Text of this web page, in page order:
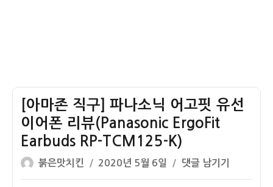
[아마존 직구] 파나소닉 어고핏 유선
이어폰 리뷰(Panasonic ErgoFit
Earbuds RP-TCM125-K)
글
쓴
붉은맛치킨
작
성
2020년 5월 6일
[아
마
댓글 남기기